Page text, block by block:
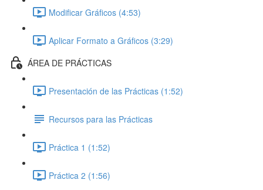
Modificar Gráficos (4:53)
Aplicar Formato a Gráficos (3:29)
ÁREA DE PRÁCTICAS
Presentación de las Prácticas (1:52)
Recursos para las Prácticas
Práctica 1 (1:52)
Práctica 2 (1:56)